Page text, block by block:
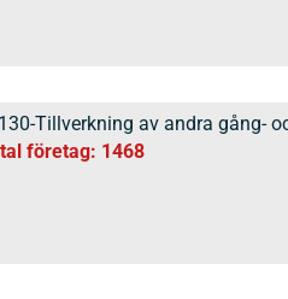
Tillverkning av andra gång-
företag: 1468